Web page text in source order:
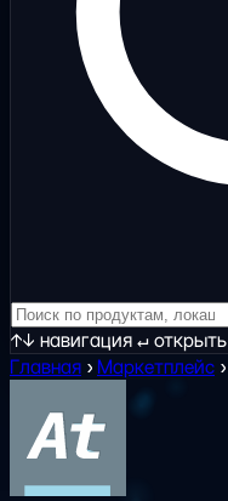
↑↓ навигация↵открыть
Главная ›Маркетплейс ›